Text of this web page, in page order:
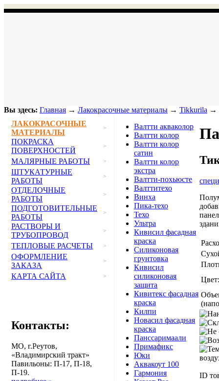
Вы здесь: Главная → Лакокрасочные материалы → Tikkurila →
ЛАКОКРАСОЧНЫЕ
МАТЕРИАЛЫ
>
ПОКРАСКА
ПОВЕРХНОСТЕЙ
>
МАЛЯРНЫЕ РАБОТЫ >
ШТУКАТУРНЫЕ
РАБОТЫ
>
ОТДЕЛОЧНЫЕ
РАБОТЫ
>
ПОДГОТОВИТЕЛЬНЫЕ
РАБОТЫ
>
РАСТВОРЫ И
ТРУБОПРОВОД
>
ТЕПЛОВЫЕ РАСЧЕТЫ >
ОФОРМЛЕНИЕ
ЗАКАЗА
>
КАРТА САЙТА >
Контакты:
МО, г.Реутов,
«Владимирский тракт»
Павильоны: П-17, П-18,
П-19.
Валтти акваколор
Валтти колор
Валтти колор
сатин
Валтти колор
экстра
Валтти-похьюсте
Валттитехо
Винха
Пика-техо
Техо
Ультра
Кивисил фасадная
краска
Силиконовая
грунтовка
Кивисил
силиконовая
защита
Кивитекс фасадная
краска
Килпи
Новасил фасадная
краска
Панссаримаали
Примафикс
Юки
Аквакоут 100
Гармония
Цвет:
ID